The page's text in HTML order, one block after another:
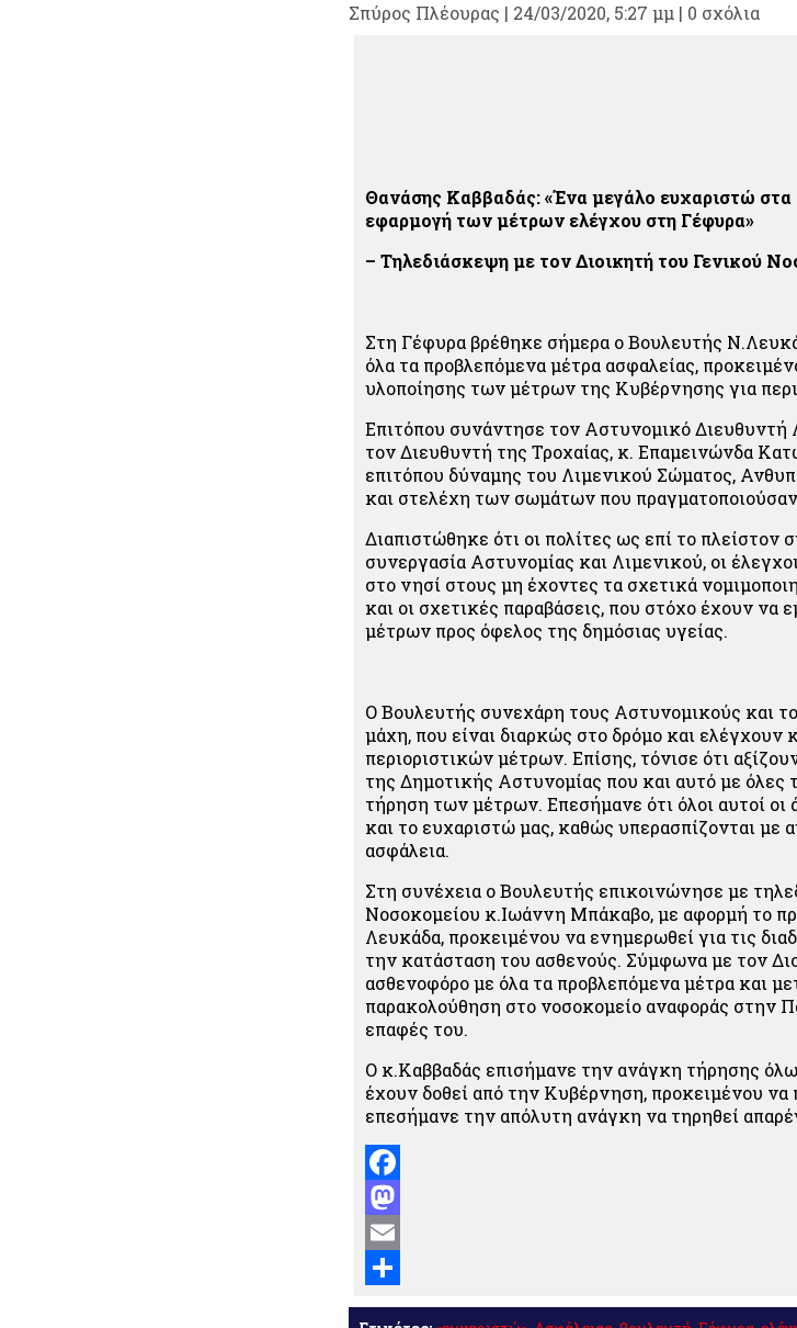
Σπύρος Πλέουρας | 24/03/2020, 5:27 μμ | 0 σχόλια
Θανάσης Καββαδάς: «Ένα μεγάλο ευχαριστώ
εφαρμογή των μέτρων ελέγχου στη Γέφυρα»
– Τηλεδιάσκεψη με τον Διοικητή του Γενικού
Στη Γέφυρα βρέθηκε σήμερα ο Βουλευτής
όλα τα προβλεπόμενα μέτρα ασφαλείας,
υλοποίησης των μέτρων της Κυβέρνησης για
Επιτόπου συνάντησε τον Αστυνομικό Διευθυντή
τον Διευθυντή της Τροχαίας, κ. Επαμεινώνδα
επιτόπου δύναμης του Λιμενικού Σώματος,
και στελέχη των σωμάτων που
Διαπιστώθηκε ότι οι πολίτες ως επί το
συνεργασία Αστυνομίας και Λιμενικού, οι
στο νησί στους μη έχοντες τα σχετικά
και οι σχετικές παραβάσεις, που στόχο έχουν
μέτρων προς όφελος της δημόσιας υγείας.
Ο Βουλευτής συνεχάρη τους Αστυνομικούς και
μάχη, που είναι διαρκώς στο δρόμο και
περιοριστικών μέτρων. Επίσης, τόνισε ότι
της Δημοτικής Αστυνομίας που και αυτό με όλες
τήρηση των μέτρων. Επεσήμανε ότι όλοι αυτοί οι
και το ευχαριστώ μας, καθώς υπερασπίζονται με
ασφάλεια.
Στη συνέχεια ο Βουλευτής επικοινώνησε με
Νοσοκομείου κ.Ιωάννη Μπάκαβο, με αφορμή το
Λευκάδα, προκειμένου να ενημερωθεί για τις
την κατάσταση του ασθενούς. Σύμφωνα με τον
ασθενοφόρο με όλα τα προβλεπόμενα μέτρα και
παρακολούθηση στο νοσοκομείο αναφοράς στην
επαφές του.
Ο κ.Καββαδάς επισήμανε την ανάγκη τήρησης
έχουν δοθεί από την Κυβέρνηση, προκειμένου να
επεσήμανε την απόλυτη ανάγκη να τηρηθεί
Facebook
Mastodon
Email
Μοιραστείτε